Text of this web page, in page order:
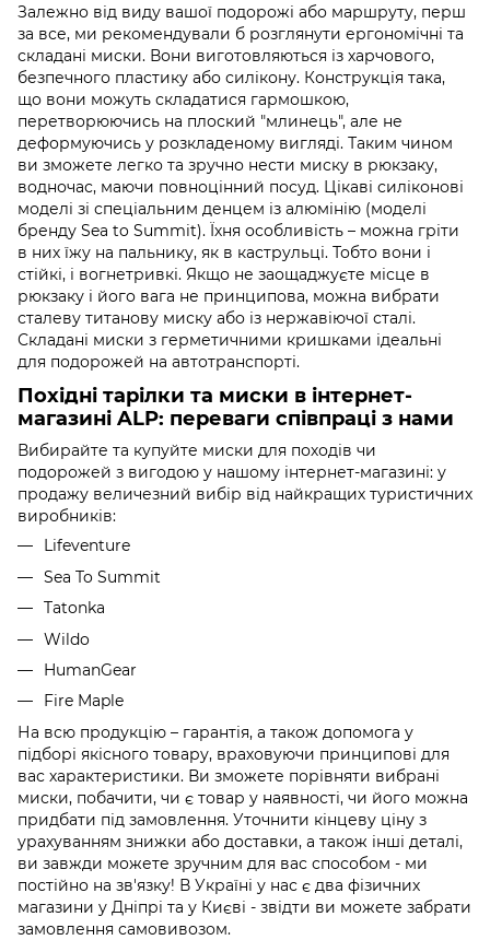
Залежно від виду вашої подорожі або маршруту, перш
за все, ми рекомендували б розглянути ергономічні та
складані миски. Вони виготовляються із харчового,
безпечного пластику або силікону. Конструкція така,
що вони можуть складатися гармошкою,
перетворюючись на плоский "млинець", але не
деформуючись у розкладеному вигляді. Таким чином
ви зможете легко та зручно нести миску в рюкзаку,
водночас, маючи повноцінний посуд. Цікаві силіконові
моделі зі спеціальним денцем із алюмінію (моделі
бренду Sea to Summit). Їхня особливість – можна гріти
в них їжу на пальнику, як в каструльці. Тобто вони і
стійкі, і вогнетривкі. Якщо не заощаджуєте місце в
рюкзаку і його вага не принципова, можна вибрати
сталеву титанову миску або із нержавіючої сталі.
Складані миски з герметичними кришками ідеальні
для подорожей на автотранспорті.
Похідні тарілки та миски в інтернет-
магазині ALP: переваги співпраці з нами
Вибирайте та купуйте миски для походів чи
подорожей з вигодою у нашому інтернет-магазині: у
продажу величезний вибір від найкращих туристичних
виробників:
Lifeventure
Sea To Summit
Tatonka
Wildo
HumanGear
Fire Maple
На всю продукцію – гарантія, а також допомога у
підборі якісного товару, враховуючи принципові для
вас характеристики. Ви зможете порівняти вибрані
миски, побачити, чи є товар у наявності, чи його можна
придбати під замовлення. Уточнити кінцеву ціну з
урахуванням знижки або доставки, а також інші деталі,
ви завжди можете зручним для вас способом - ми
постійно на зв'язку! В Україні у нас є два фізичних
магазини у Дніпрі та у Києві - звідти ви можете забрати
замовлення самовивозом.